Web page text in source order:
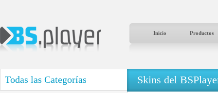
Inicio Productos
Todas las Categorías Skins del